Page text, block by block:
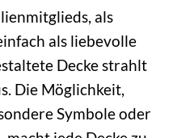
als
als liebevolle
Decke strahlt
Die Möglichkeit,
Symbole oder